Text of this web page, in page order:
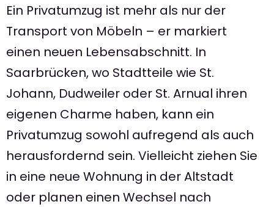
Ein Privatumzug ist mehr als nur der
Transport von Möbeln – er markiert
einen neuen Lebensabschnitt. In
Saarbrücken, wo Stadtteile wie St.
Johann, Dudweiler oder St. Arnual ihren
eigenen Charme haben, kann ein
Privatumzug sowohl aufregend als auch
herausfordernd sein. Vielleicht ziehen Sie
in eine neue Wohnung in der Altstadt
oder planen einen Wechsel nach